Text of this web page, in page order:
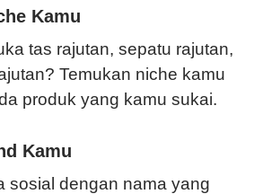
Kamu
tas rajutan, sepatu rajutan,
Temukan niche kamu
produk yang kamu sukai.
Kamu
sosial dengan nama yang